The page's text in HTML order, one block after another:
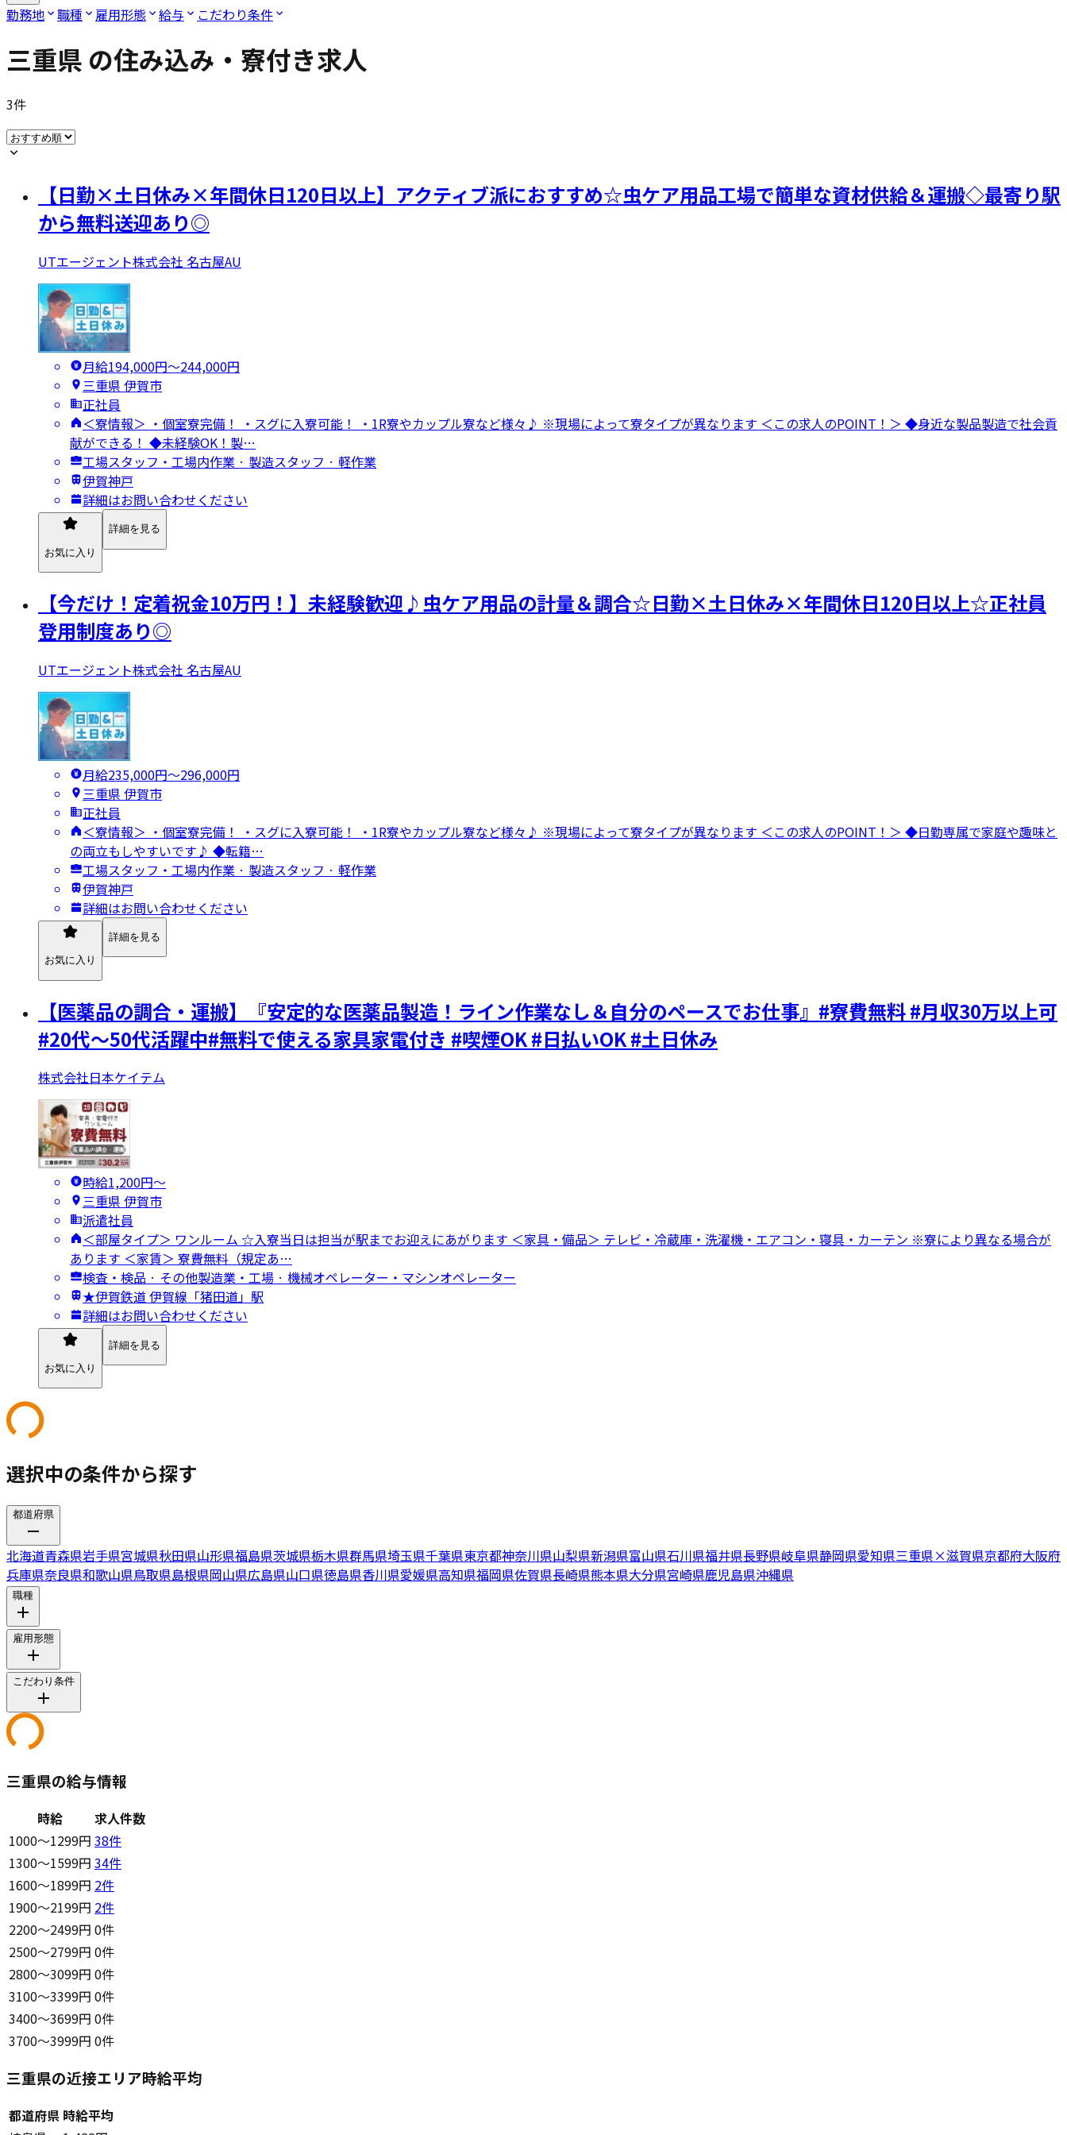
勤務地 職種 雇用形態 給与 こだわり条件
三重県 の住み込み・寮付き求人
3件
【日勤×土日休み×年間休日120日以上】アクティブ派におすすめ☆虫ケア用品工場で簡単な資材供給＆運搬◇最寄り駅
から無料送迎あり◎
UTエージェント株式会社 名古屋AU
月給194,000円〜244,000円
三重県 伊賀市
正社員
＜寮情報＞ ・個室寮完備！ ・スグに入寮可能！ ・1R寮やカップル寮など様々♪ ※現場によって寮タイプが異なります ＜この求人のPOINT！＞ ◆身近な製品製造で社会貢
献ができる！ ◆未経験OK！製…
工場スタッフ・工場内作業 · 製造スタッフ · 軽作業
伊賀神戸
詳細はお問い合わせください
お気に入り
詳細を見る
【今だけ！定着祝金10万円！】未経験歓迎♪虫ケア用品の計量＆調合☆日勤×土日休み×年間休日120日以上☆正社員
登用制度あり◎
UTエージェント株式会社 名古屋AU
月給235,000円〜296,000円
三重県 伊賀市
正社員
＜寮情報＞ ・個室寮完備！ ・スグに入寮可能！ ・1R寮やカップル寮など様々♪ ※現場によって寮タイプが異なります ＜この求人のPOINT！＞ ◆日勤専属で家庭や趣味と
の両立もしやすいです♪ ◆転籍…
工場スタッフ・工場内作業 · 製造スタッフ · 軽作業
伊賀神戸
詳細はお問い合わせください
お気に入り
詳細を見る
【医薬品の調合・運搬】『安定的な医薬品製造！ライン作業なし＆自分のペースでお仕事』#寮費無料 #月収30万以上可
#20代～50代活躍中#無料で使える家具家電付き #喫煙OK #日払いOK #土日休み
株式会社日本ケイテム
時給1,200円〜
三重県 伊賀市
派遣社員
＜部屋タイプ＞ ワンルーム ☆入寮当日は担当が駅までお迎えにあがります ＜家具・備品＞ テレビ・冷蔵庫・洗濯機・エアコン・寝具・カーテン ※寮により異なる場合が
あります ＜家賃＞ 寮費無料（規定あ…
検査・検品 · その他製造業・工場 · 機械オペレーター・マシンオペレーター
★伊賀鉄道 伊賀線「猪田道」駅
詳細はお問い合わせください
お気に入り
詳細を見る
選択中の条件から探す
都道府県
北海道青森県岩手県宮城県秋田県山形県福島県茨城県栃木県群馬県埼玉県千葉県東京都神奈川県山梨県新潟県富山県石川県福井県長野県岐阜県静岡県愛知県三重県×滋賀県京都府大阪府
兵庫県奈良県和歌山県鳥取県島根県岡山県広島県山口県徳島県香川県愛媛県高知県福岡県佐賀県長崎県熊本県大分県宮崎県鹿児島県沖縄県
職種
雇用形態
こだわり条件
三重県の給与情報
時給
求人件数
1000〜1299円 38件
1300〜1599円 34件
1600〜1899円 2件
1900〜2199円 2件
2200〜2499円 0件
2500〜2799円 0件
2800〜3099円 0件
3100〜3399円 0件
3400〜3699円 0件
3700〜3999円 0件
三重県の近接エリア時給平均
都道府県 時給平均